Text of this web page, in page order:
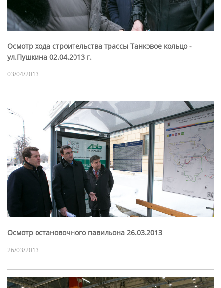
Осмотр хода строительства трассы Танковое кольцо -
ул.Пушкина 02.04.2013 г.
03/04/2013
Осмотр остановочного павильона 26.03.2013
26/03/2013